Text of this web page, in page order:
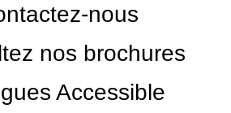
nous
nos brochures
Accessible